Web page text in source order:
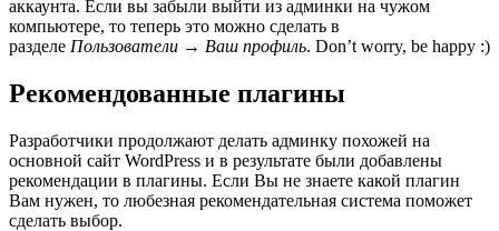
аккаунта. Если вы забыли выйти из админки на чужом
компьютере, то теперь это можно сделать в
разделе Пользователи → Ваш профиль. Don’t worry, be happy :)
Рекомендованные плагины
Разработчики продолжают делать админку похожей на
основной сайт WordPress и в результате были добавлены
рекомендации в плагины. Если Вы не знаете какой плагин
Вам нужен, то любезная рекомендательная система поможет
сделать выбор.